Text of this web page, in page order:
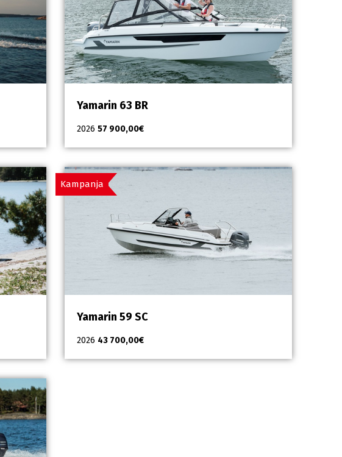
Yamarin 63 BR
2026 57 900,00€
Kampanja
Yamarin 59 SC
2026 43 700,00€